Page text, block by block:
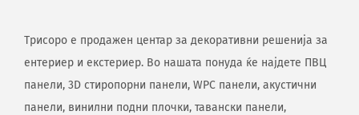
Трисоро е продажен центар за декоративни решенија за
ентериер и екстериер. Во нашата понуда ќе најдете ПВЦ
панели, 3D стиропорни панели, WPC панели, акустични
панели, винилни подни плочки, тавански панели,